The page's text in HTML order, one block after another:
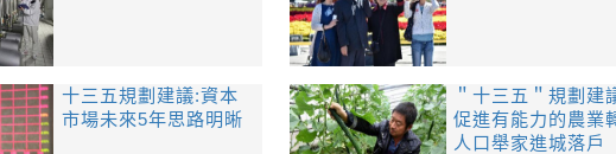
十三五規劃建議:資本
市場未來5年思路明晰
＂十三五＂規劃建
促進有能力的農業
人口舉家進城落戶